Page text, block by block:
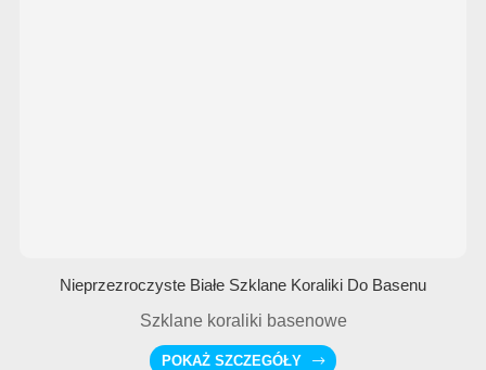
Nieprzezroczyste Białe Szklane Koraliki Do Basenu
Szklane koraliki basenowe
POKAŻ SZCZEGÓŁY